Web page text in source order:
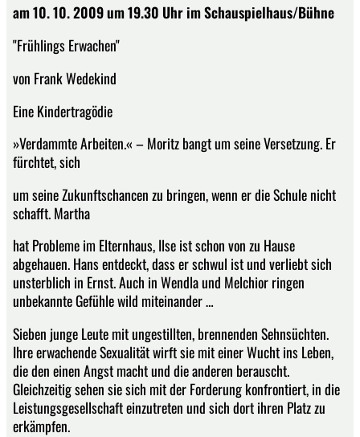
am 10. 10. 2009 um 19.30 Uhr im Schauspielhaus/Bühne
"Frühlings Erwachen"
von Frank Wedekind
Eine Kindertragödie
»Verdammte Arbeiten.« – Moritz bangt um seine Versetzung. Er
fürchtet, sich
um seine Zukunftschancen zu bringen, wenn er die Schule nicht
schafft. Martha
hat Probleme im Elternhaus, Ilse ist schon von zu Hause
abgehauen. Hans entdeckt, dass er schwul ist und verliebt sich
unsterblich in Ernst. Auch in Wendla und Melchior ringen
unbekannte Gefühle wild miteinander …
Sieben junge Leute mit ungestillten, brennenden Sehnsüchten.
Ihre erwachende Sexualität wirft sie mit einer Wucht ins Leben,
die den einen Angst macht und die anderen berauscht.
Gleichzeitig sehen sie sich mit der Forderung konfrontiert, in die
Leistungsgesellschaft einzutreten und sich dort ihren Platz zu
erkämpfen.